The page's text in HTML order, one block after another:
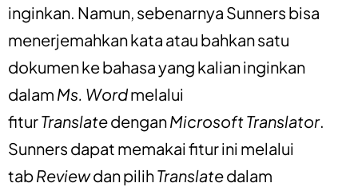
inginkan. Namun, sebenarnya Sunners bisa
menerjemahkan kata atau bahkan satu
dokumen ke bahasa yang kalian inginkan
dalam Ms. Wordmelalui
fiturTranslatedenganMicrosoft Translator.
Sunners dapat memakai fitur ini melalui
tabReviewdan pilihTranslatedalam